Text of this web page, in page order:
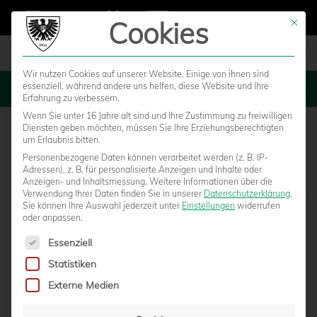
MENU
Mit
Cookies
Wir nutzen Cookies auf unserer Website. Einige von ihnen sind
essenziell, während andere uns helfen, diese Website und Ihre
Erfahrung zu verbessern.
Wenn Sie unter 16 Jahre alt sind und Ihre Zustimmung zu freiwilligen
Diensten geben möchten, müssen Sie Ihre Erziehungsberechtigten
um Erlaubnis bitten.
Personenbezogene Daten können verarbeitet werden (z. B. IP-
Adressen), z. B. für personalisierte Anzeigen und Inhalte oder
Anzeigen- und Inhaltsmessung. Weitere Informationen über die
Verwendung Ihrer Daten finden Sie in unserer Datenschutzerklärung.
Sie können Ihre Auswahl jederzeit unter Einstellungen widerrufen
oder anpassen.
Es folgt eine Liste der Service-Gruppen, für die eine
Essenziell
Statistiken
Externe Medien